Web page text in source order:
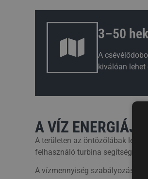
3–50
A
kiválóan
A VÍZ
A területen az öntözőlábak
felhasználó turbina
A vízmennyiség szabályozása